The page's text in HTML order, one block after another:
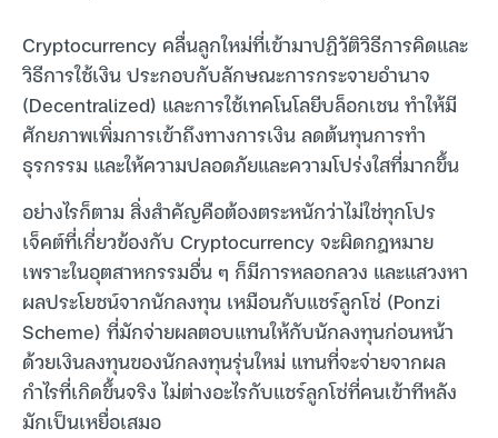
Cryptocurrency คลื่นลูกใหม่ที่เข้ามาปฏิวัติวิธีการคิดและ
วิธีการใช้เงิน ประกอบกับลักษณะการกระจายอำนาจ
(Decentralized) และการใช้เทคโนโลยีบล็อกเชน ทำให้มี
ศักยภาพเพิ่มการเข้าถึงทางการเงิน ลดต้นทุนการทำ
ธุรกรรม และให้ความปลอดภัยและความโปร่งใสที่มากขึ้น
อย่างไรก็ตาม สิ่งสำคัญคือต้องตระหนักว่าไม่ใช่ทุกโปร
เจ็คต์ที่เกี่ยวข้องกับ Cryptocurrency จะผิดกฎหมาย
เพราะในอุตสาหกรรมอื่น ๆ ก็มีการหลอกลวง และแสวงหา
ผลประโยชน์จากนักลงทุน เหมือนกับแชร์ลูกโซ่ (Ponzi
Scheme) ที่มักจ่ายผลตอบแทนให้กับนักลงทุนก่อนหน้า
ด้วยเงินลงทุนของนักลงทุนรุ่นใหม่ แทนที่จะจ่ายจากผล
กำไรที่เกิดขึ้นจริง ไม่ต่างอะไรกับแชร์ลูกโซ่ที่คนเข้าทีหลัง
มักเป็นเหยื่อเสมอ